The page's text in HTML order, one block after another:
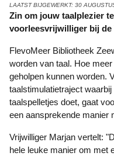
LAATST BIJGEWERKT: 30
Zin om jouw taalplezier te delen met anderen? Word dan
voorleesvrijwilliger bij de
FlevoMeer Bibliotheek Zeewolde zoekt vrijwilligers die blij
worden van taal. Hoe
geholpen kunnen worden.
taalstimulatietraject
taalspelletjes doet, gaat
een aansprekende manier
Vrijwilliger Marjan vertelt: "De VoorleesExpress is voor mij een
hele leuke manier om met